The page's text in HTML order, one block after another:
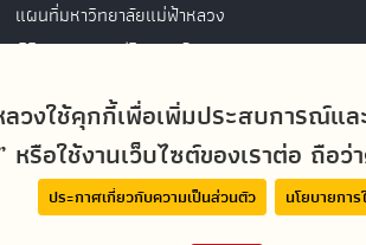
วงใช้คุกกี้เพื่อเพิ่มประสบการณ์แ
รือใช้งานเว็บไซต์ของเราต่อ ถือ
ประกาศเกี่ยวกับความเป็นส่วนตัว นโยบายกา
แผนที่มหาวิทยาลัยแม่ฟ้าหลวง
พิธีพระราชทานปริญญาบัตร